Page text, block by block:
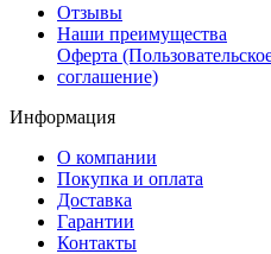
Отзывы
Наши преимущества
Оферта
соглашение)
Информация
О компании
Покупка и оплата
Доставка
Гарантии
Контакты